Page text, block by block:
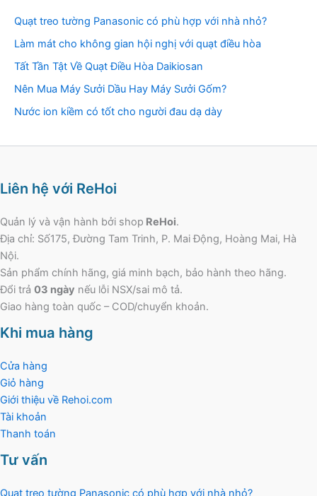
Quạt treo tường Panasonic có phù hợp với nhà nhỏ?
Làm mát cho không gian hội nghị với quạt điều hòa
Tất Tần Tật Về Quạt Điều Hòa Daikiosan
Nên Mua Máy Sưởi Dầu Hay Máy Sưởi Gốm?
Nước ion kiềm có tốt cho người đau dạ dày
Liên hệ với ReHoi
Quản lý và vận hành bởi shop ReHoi.
Địa chỉ: Số175, Đường Tam Trinh, P. Mai Động, Hoàng Mai, Hà
Nội.
Sản phẩm chính hãng, giá minh bạch, bảo hành theo hãng.
Đổi trả 03 ngày nếu lỗi NSX/sai mô tả.
Giao hàng toàn quốc – COD/chuyển khoản.
Khi mua hàng
Cửa hàng
Giỏ hàng
Giới thiệu về Rehoi.com
Tài khoản
Thanh toán
Tư vấn
Quạt treo tường Panasonic có phù hợp với nhà nhỏ?